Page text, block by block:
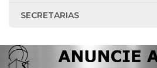
SECRETARIAS